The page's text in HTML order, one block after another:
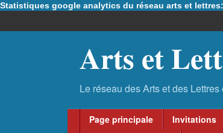
Statistiques google analytics du réseau arts et
Arts et
Page principale Invitations